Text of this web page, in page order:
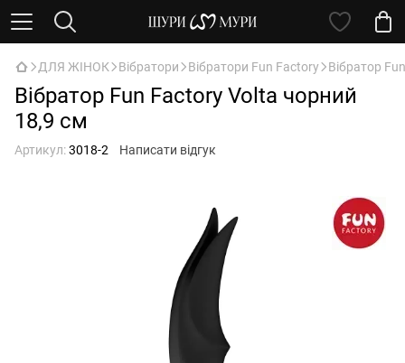
ДЛЯ ЖІНОК Вібратори Вібратори Fun Factory Вібратор
Вібратор Fun Factory Volta чорний
18,9 см
Артикул:3018-2 Написати відгук